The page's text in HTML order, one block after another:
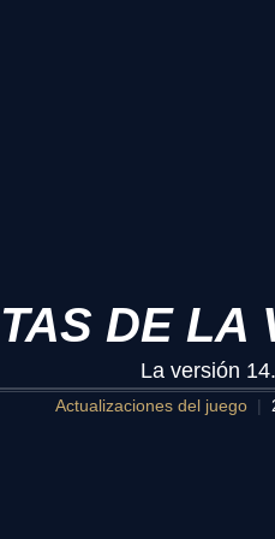
DE LA
La versión
Actualizaciones del juego